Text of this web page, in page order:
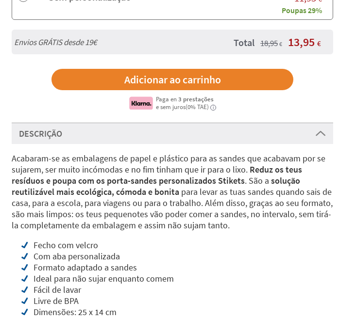
Poupas 29%
Envios GRÁTIS desde 19€ Total 18,95 € 13,95 €
Paga en3 prestações
e sem juros(0% TAE)
i
DESCRIÇÃO
Acabaram-se as embalagens de papel e plástico para as sandes que acabavam por se
sujarem, ser muito incómodas e no fim tinham que ir para o lixo. Reduz os teus
resíduos e poupa com os porta-sandes personalizados Stikets. São a solução
reutilizável mais ecológica, cómoda e bonita para levar as tuas sandes quando sais de
casa, para a escola, para viagens ou para o trabalho. Além disso, graças ao seu formato,
são mais limpos: os teus pequenotes vão poder comer a sandes, no intervalo, sem tirá-
la completamente da embalagem e assim não sujam tanto.
Fecho com velcro
Com aba personalizada
Formato adaptado a sandes
Ideal para não sujar enquanto comem
Fácil de lavar
Livre de BPA
Dimensões: 25 x 14 cm